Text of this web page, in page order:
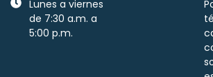
Lunes a viernes
de 7:30 a.m. a
5:00 p.m.